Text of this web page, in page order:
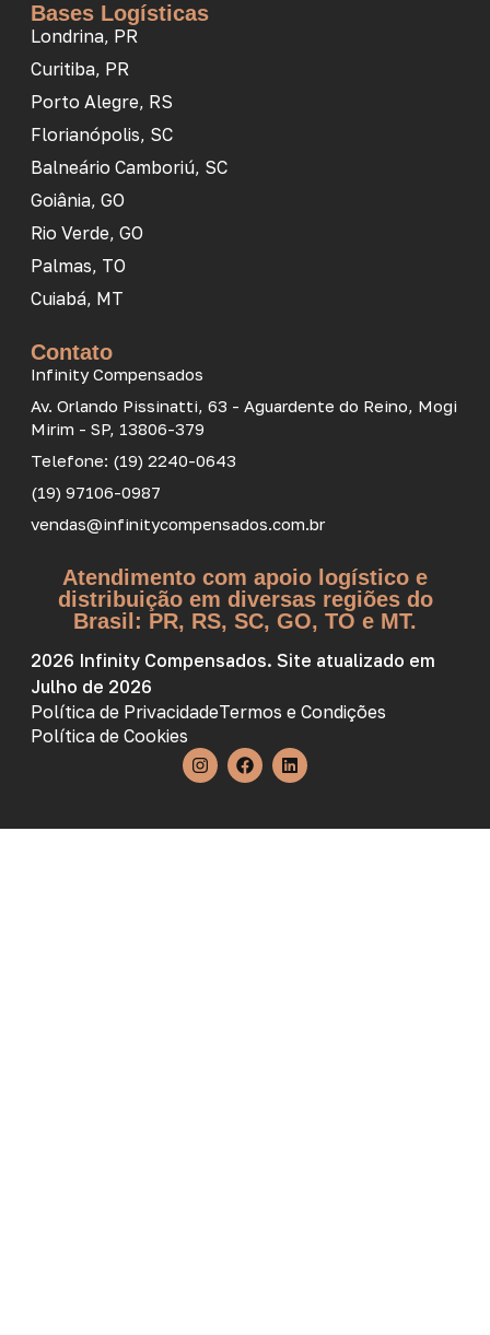
Bases Logísticas
Londrina, PR
Curitiba, PR
Porto Alegre, RS
Florianópolis, SC
Balneário Camboriú, SC
Goiânia, GO
Rio Verde, GO
Palmas, TO
Cuiabá, MT
Contato
Infinity Compensados
Av. Orlando Pissinatti, 63 - Aguardente do Reino, Mogi
Mirim - SP, 13806-379
Telefone: (19) 2240-0643
(19) 97106-0987
vendas@infinitycompensados.com.br
Atendimento com apoio logístico e
distribuição em diversas regiões do
Brasil: PR, RS, SC, GO, TO e MT.
2026 Infinity Compensados. Site atualizado em
Julho de 2026
Política de PrivacidadeTermos e Condições
Política de Cookies